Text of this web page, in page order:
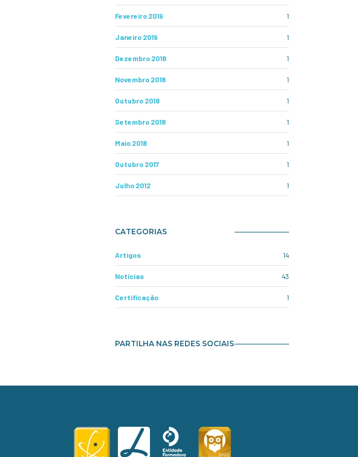
Fevereiro 2019 1
Janeiro 2019 1
Dezembro 2018 1
Novembro 2018 1
Outubro 2018 1
Setembro 2018 1
Maio 2018 1
Outubro 2017 1
Julho 2012 1
CATEGORIAS
Artigos 14
Notícias 43
Certificação 1
PARTILHA NAS REDES SOCIAIS